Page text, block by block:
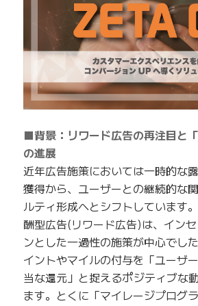
■背景：リワード広告の再注目と
の進展
近年広告施策においては一時的な
獲得から、ユーザーとの継続的な
ルティ形成へとシフトしています
酬型広告(リワード広告)は、イン
ンとした一過性の施策が中心でし
イントやマイルの付与を「ユーザ
当な還元」と捉えるポジティブな
ます。とくに「マイレージプログラ